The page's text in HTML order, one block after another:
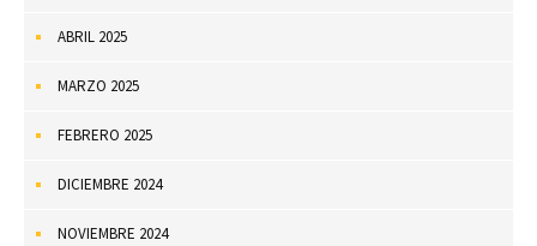
ABRIL 2025
MARZO 2025
FEBRERO 2025
DICIEMBRE 2024
NOVIEMBRE 2024